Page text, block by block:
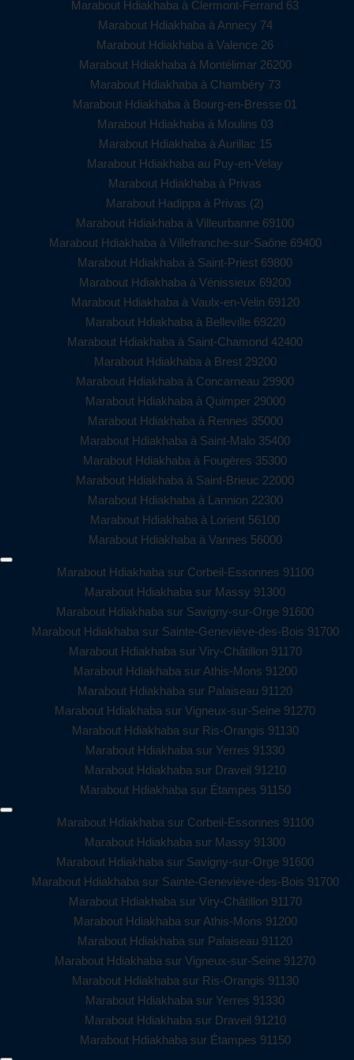
Marabout Hdiakhaba à Clermont-Ferrand 63
Marabout Hdiakhaba à Annecy 74
Marabout Hdiakhaba à Valence 26
Marabout Hdiakhaba à Montélimar 26200
Marabout Hdiakhaba à Chambéry 73
Marabout Hdiakhaba à Bourg-en-Bresse 01
Marabout Hdiakhaba à Moulins 03
Marabout Hdiakhaba à Aurillac 15
Marabout Hdiakhaba au Puy-en-Velay
Marabout Hdiakhaba à Privas
Marabout Hadippa à Privas (2)
Marabout Hdiakhaba à Villeurbanne 69100
Marabout Hdiakhaba à Villefranche-sur-Saône 69400
Marabout Hdiakhaba à Saint-Priest 69800
Marabout Hdiakhaba à Vénissieux 69200
Marabout Hdiakhaba à Vaulx-en-Velin 69120
Marabout Hdiakhaba à Belleville 69220
Marabout Hdiakhaba à Saint-Chamond 42400
Marabout Hdiakhaba à Brest 29200
Marabout Hdiakhaba à Concarneau 29900
Marabout Hdiakhaba à Quimper 29000
Marabout Hdiakhaba à Rennes 35000
Marabout Hdiakhaba à Saint-Malo 35400
Marabout Hdiakhaba à Fougères 35300
Marabout Hdiakhaba à Saint-Brieuc 22000
Marabout Hdiakhaba à Lannion 22300
Marabout Hdiakhaba à Lorient 56100
Marabout Hdiakhaba à Vannes 56000
Marabout Hdiakhaba sur Corbeil-Essonnes 91100
Marabout Hdiakhaba sur Massy 91300
Marabout Hdiakhaba sur Savigny-sur-Orge 91600
Marabout Hdiakhaba sur Sainte-Geneviève-des-Bois 91700
Marabout Hdiakhaba sur Viry-Châtillon 91170
Marabout Hdiakhaba sur Athis-Mons 91200
Marabout Hdiakhaba sur Palaiseau 91120
Marabout Hdiakhaba sur Vigneux-sur-Seine 91270
Marabout Hdiakhaba sur Ris-Orangis 91130
Marabout Hdiakhaba sur Yerres 91330
Marabout Hdiakhaba sur Draveil 91210
Marabout Hdiakhaba sur Étampes 91150
Marabout Hdiakhaba sur Corbeil-Essonnes 91100
Marabout Hdiakhaba sur Massy 91300
Marabout Hdiakhaba sur Savigny-sur-Orge 91600
Marabout Hdiakhaba sur Sainte-Geneviève-des-Bois 91700
Marabout Hdiakhaba sur Viry-Châtillon 91170
Marabout Hdiakhaba sur Athis-Mons 91200
Marabout Hdiakhaba sur Palaiseau 91120
Marabout Hdiakhaba sur Vigneux-sur-Seine 91270
Marabout Hdiakhaba sur Ris-Orangis 91130
Marabout Hdiakhaba sur Yerres 91330
Marabout Hdiakhaba sur Draveil 91210
Marabout Hdiakhaba sur Étampes 91150